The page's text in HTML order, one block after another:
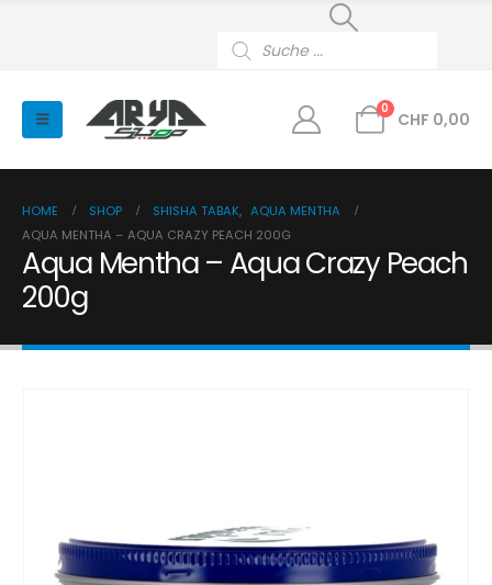
search
0
CHF 0,00
HOME SHOP SHISHA TABAK, AQUA MENTHA
AQUA MENTHA – AQUA CRAZY PEACH 200G
Aqua Mentha – Aqua Crazy Peach
200g